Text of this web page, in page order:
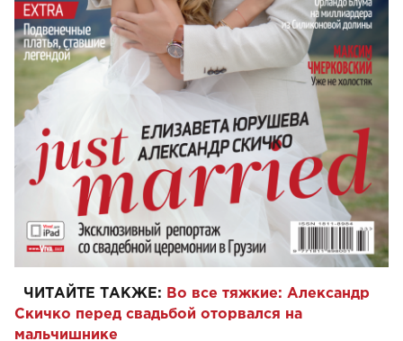
ЧИТАЙТЕ ТАКЖЕ: Во все тяжкие: Александр
Скичко перед свадьбой оторвался на
мальчишнике